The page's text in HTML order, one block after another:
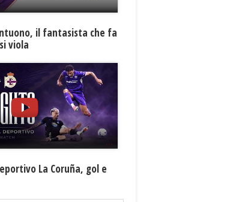
il fantasista che fa
viola
La Coruña, gol e